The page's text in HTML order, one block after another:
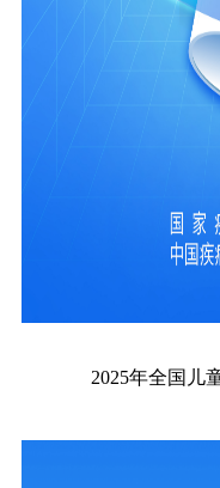
2025年全国儿